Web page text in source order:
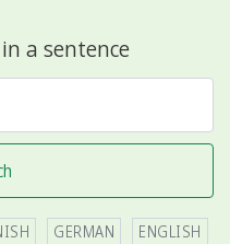
a sentence
GERMAN ENGLISH